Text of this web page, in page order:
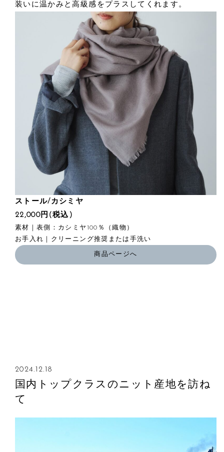
装いに温かみと高級感をプラスしてくれます。
ストール/カシミヤ
22,000円(税込)
素材｜表側：カシミヤ100％（織物）
お手入れ｜クリーニング推奨または手洗い
商品ページへ
2024.12.18
国内トップクラスのニット産地を訪ね
て